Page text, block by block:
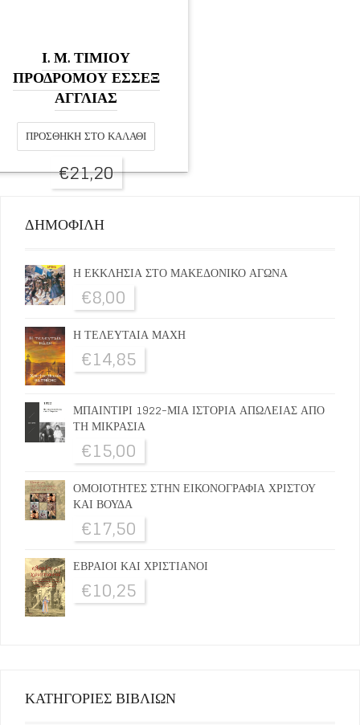
Ι. Μ. ΤΙΜΙΟΥ
ΠΡΟΔΡΟΜΟΥ ΕΣΣΕΞ
ΑΓΓΛΙΑΣ
ΠΡΟΣΘΉΚΗ ΣΤΟ ΚΑΛΆΘΙ
€21,20
ΔΗΜΟΦΙΛΗ
Η ΕΚΚΛΗΣΙΑ ΣΤΟ ΜΑΚΕΔΟΝΙΚΟ ΑΓΩΝΑ
€8,00
Η ΤΕΛΕΥΤΑΙΑ ΜΑΧΗ
€14,85
ΜΠΑΙΝΤΙΡΙ 1922-ΜΙΑ ΙΣΤΟΡΙΑ ΑΠΩΛΕΙΑΣ ΑΠΟ
ΤΗ ΜΙΚΡΑΣΙΑ
€15,00
ΟΜΟΙΟΤΗΤΕΣ ΣΤΗΝ ΕΙΚΟΝΟΓΡΑΦΙΑ ΧΡΙΣΤΟΥ
ΚΑΙ ΒΟΥΔΑ
€17,50
ΕΒΡΑΙΟΙ ΚΑΙ ΧΡΙΣΤΙΑΝΟΙ
€10,25
ΚΑΤΗΓΟΡΙΕΣ ΒΙΒΛΙΩΝ